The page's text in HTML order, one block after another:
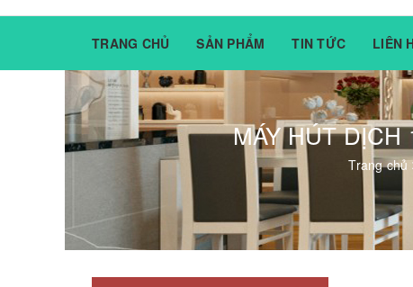
TRANG CHỦ SẢN PHẨM TIN TỨC LIÊN
MÁY HÚT DỊCH
Trang chủ